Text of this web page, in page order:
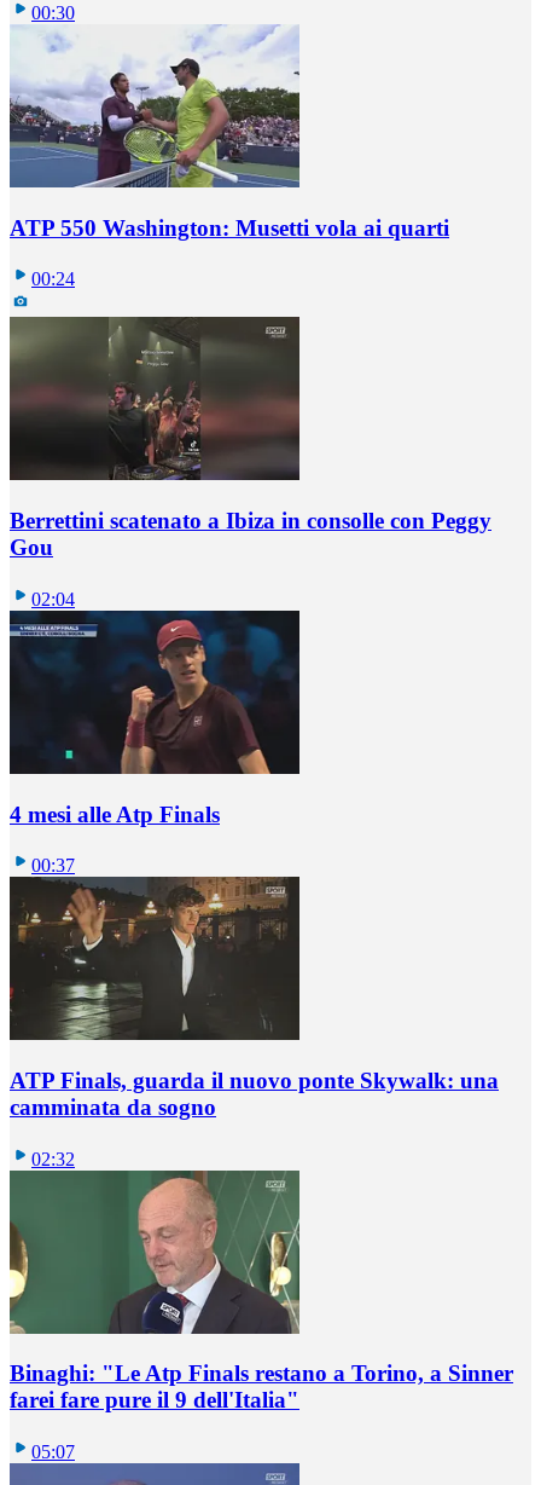
00:30
ATP 550 Washington: Musetti vola ai quarti
00:24
Berrettini scatenato a Ibiza in consolle con Peggy
Gou
02:04
4 mesi alle Atp Finals
00:37
ATP Finals, guarda il nuovo ponte Skywalk: una
camminata da sogno
02:32
Binaghi: "Le Atp Finals restano a Torino, a Sinner
farei fare pure il 9 dell'Italia"
05:07